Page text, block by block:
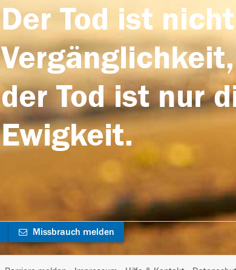
Der Tod ist
Vergänglichkeit,
der Tod ist nur
Ewigkeit.
Missbrauch melden